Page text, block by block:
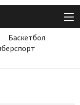
Баскетбол